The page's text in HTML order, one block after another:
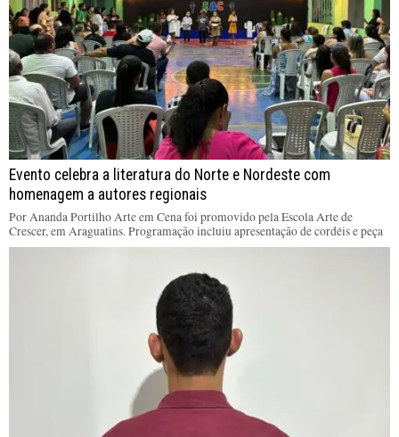
Evento celebra a literatura do Norte e Nordeste com
homenagem a autores regionais
Por Ananda Portilho Arte em Cena foi promovido pela Escola Arte de
Crescer, em Araguatins. Programação incluiu apresentação de cordéis e peça